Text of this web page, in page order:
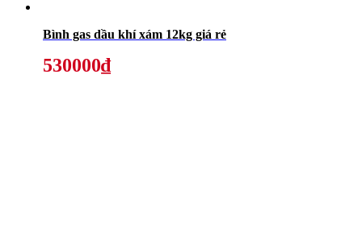
Bình gas dầu khí xám 12kg giá rẻ
530000₫